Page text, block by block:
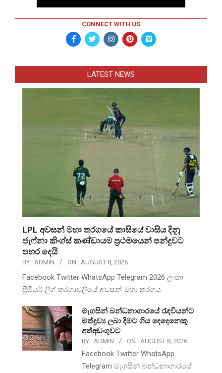
CONNECT WITH US
LATEST NEWS
LPL අවසන් මහා තරගයේ කාසියේ වාසිය දිනූ
ජැෆ්නා කිංග්ස් කණ්ඩායම ප්‍රථමයෙන් පන්දුවට
පහර දෙයි
BY: ADMIN ON: AUGUST 8, 2026
Facebook Twitter WhatsApp Telegram 2026 ලංකා
ප්‍රිමීයර් ලීග් තරගාවලියේ අවසන් මහා තරගය
මැගසින් බන්ධනාගාරයේ රැඳවියන්ට
මත්ද්‍රව්‍ය ලබා දීමට ගිය දෙදෙනෙකු
අත්අඩංගුවට
BY: ADMIN ON: AUGUST 8, 2026
Facebook Twitter WhatsApp
Telegram මැගසින් බන්ධනාගාරයේ